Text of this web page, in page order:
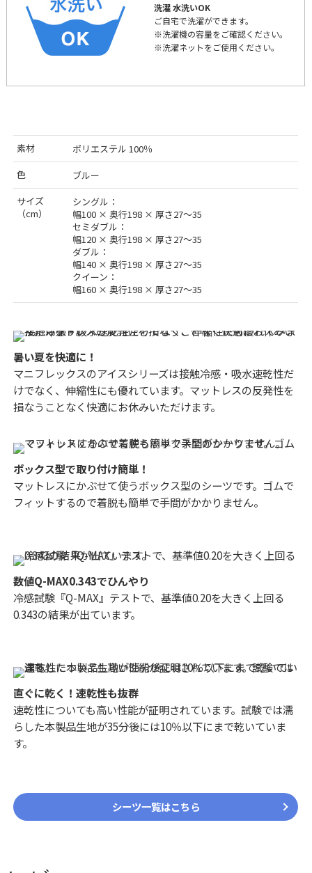
洗濯 水洗いOK
ご自宅で洗濯ができます。
※洗濯機の容量をご確認ください。
※洗濯ネットをご使用ください。
素材
ポリエステル 100％
色
ブルー
サイズ
（cm）
シングル：
幅100 × 奥行198 × 厚さ27〜35
セミダブル：
幅120 × 奥行198 × 厚さ27〜35
ダブル：
幅140 × 奥行198 × 厚さ27〜35
クイーン：
幅160 × 奥行198 × 厚さ27〜35
暑い夏を快適に！
マニフレックスのアイスシリーズは接触冷感・吸水速乾性だ
けでなく、伸縮性にも優れています。マットレスの反発性を
損なうことなく快適にお休みいただけます。
ボックス型で取り付け簡単！
マットレスにかぶせて使うボックス型のシーツです。ゴムで
フィットするので着脱も簡単で手間がかかりません。
数値Q-MAX0.343でひんやり
冷感試験『Q-MAX』テストで、基準値0.20を大きく上回る
0.343の結果が出ています。
直ぐに乾く！速乾性も抜群
速乾性についても高い性能が証明されています。試験では濡
らした本製品生地が35分後には10％以下にまで乾いていま
す。
シーツ一覧はこちら